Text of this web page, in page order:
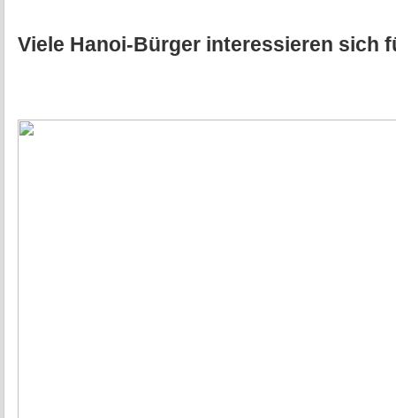
Viele Hanoi-Bürger interessieren sich